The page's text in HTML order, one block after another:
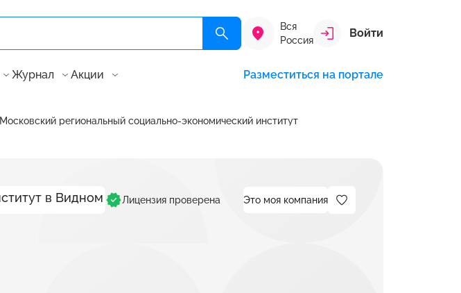
Вся
Россия
Войти
Журнал Акции Разместиться на портале
Московский региональный социально-экономический институт
Лицензия проверена Это моя компания